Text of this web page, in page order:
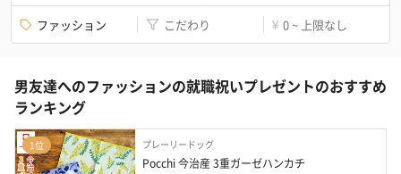
ファッション こだわり ¥ 0 ~ 上限なし
男友達へのファッションの就職祝いプレゼントのおすすめ
ランキング
1位 プレーリードッグ
Pocchi 今治産 3重ガーゼハンカチ